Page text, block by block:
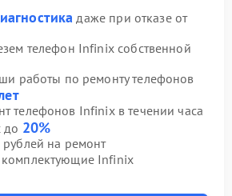
даже при отказе от
телефон Infinix собственной
работы по ремонту телефонов
телефонов Infinix в течении часа
до 20%
на ремонт
Infinix